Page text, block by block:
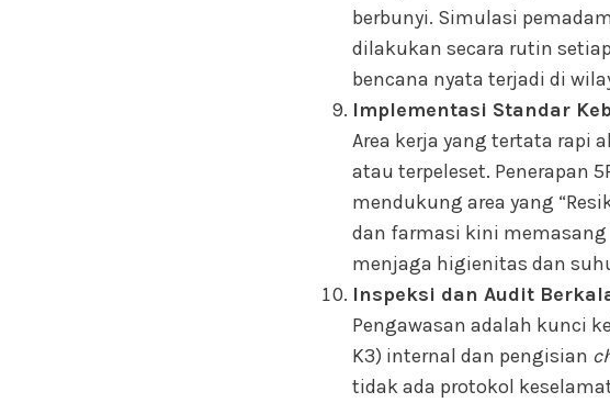
berbunyi. Simulasi
dilakukan secara rutin
bencana nyata terjadi di
Implementasi Standar
Area kerja yang tertata rapi
atau terpeleset. Penerapan
mendukung area yang
dan farmasi kini
menjaga higienitas dan
Inspeksi dan Audit
Pengawasan adalah kunci
K3) internal dan pengisian
tidak ada protokol